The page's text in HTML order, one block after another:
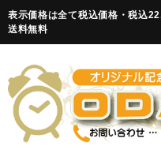
表示価格は全て税込価格・税込
送料無料